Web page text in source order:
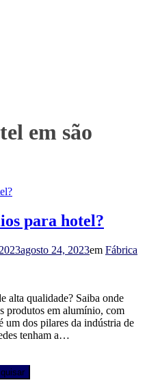
em são
para hotel?
agosto 24, 2023em Fábrica
alta qualidade? Saiba onde
produtos em alumínio, com
um dos pilares da indústria de
tenham a…